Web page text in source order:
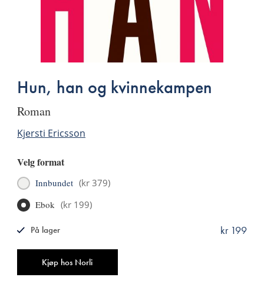
Hun, han og kvinnekampen
roman
Kjersti Ericsson
Velg format
Innbundet (kr 379)
Ebok (kr 199)
Kjøp hos Norli
kr 199
På lager